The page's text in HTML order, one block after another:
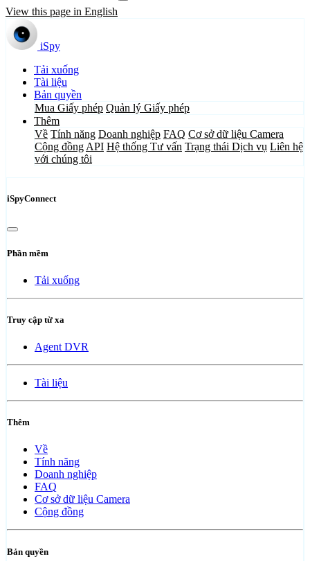
View this page in English
iSpy
Tải xuống
Tài liệu
Bản quyền
Mua Giấy phép Quản lý Giấy phép
Thêm
Về Tính năng Doanh nghiệp FAQ Cơ sở dữ liệu Camera
Cộng đồng API Hệ thống Tư vấn Trạng thái Dịch vụ Liên hệ
với chúng tôi
iSpyConnect
Phần mềm
Tải xuống
Truy cập từ xa
Agent DVR
Tài liệu
Thêm
Về
Tính năng
Doanh nghiệp
FAQ
Cơ sở dữ liệu Camera
Cộng đồng
Bản quyền